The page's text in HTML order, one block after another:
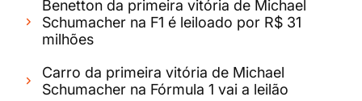
Benetton da primeira vitória de Michael
Schumacher na F1 é leiloado por R$ 31
milhões
Carro da primeira vitória de Michael
Schumacher na Fórmula 1 vai a leilão